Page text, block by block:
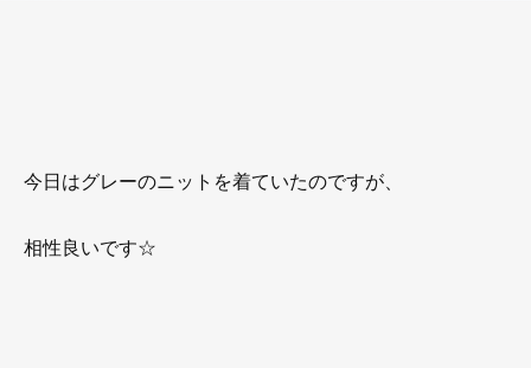
今日はグレーのニットを着ていたのですが、
相性良いです☆